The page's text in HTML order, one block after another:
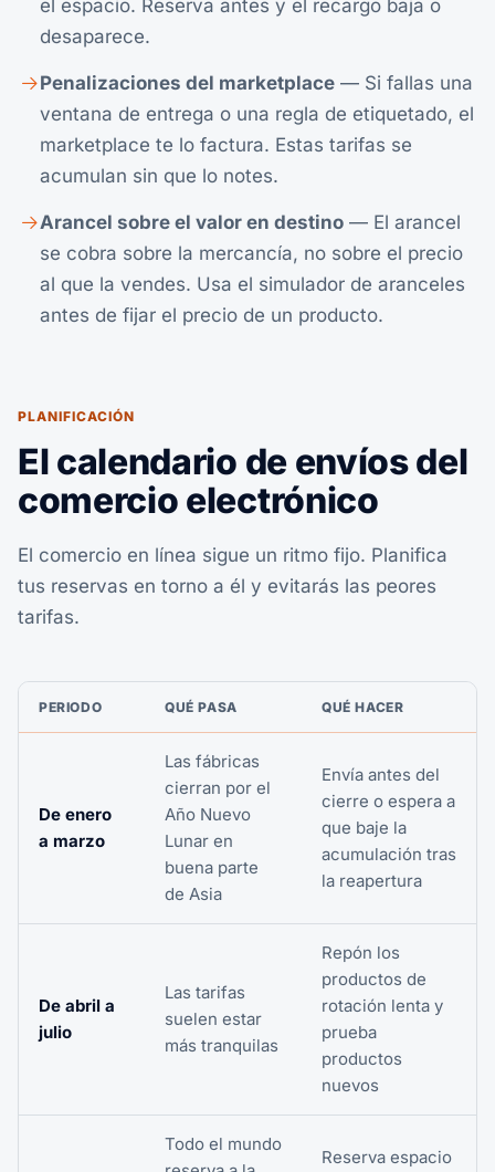
el espacio. Reserva antes y el recargo baja o
desaparece.
Penalizaciones del marketplace — Si fallas una
ventana de entrega o una regla de etiquetado, el
marketplace te lo factura. Estas tarifas se
acumulan sin que lo notes.
Arancel sobre el valor en destino — El arancel
se cobra sobre la mercancía, no sobre el precio
al que la vendes. Usa el simulador de aranceles
antes de fijar el precio de un producto.
PLANIFICACIÓN
El calendario de envíos del
comercio electrónico
El comercio en línea sigue un ritmo fijo. Planifica
tus reservas en torno a él y evitarás las peores
tarifas.
PERIODO QUÉ PASA QUÉ HACER
De enero
a marzo
Las fábricas
cierran por el
Año Nuevo
Lunar en
buena parte
de Asia
Envía antes del
cierre o espera a
que baje la
acumulación tras
la reapertura
De abril a
julio
Las tarifas
suelen estar
más tranquilas
Repón los
productos de
rotación lenta y
prueba
productos
nuevos
Todo el mundo
Reserva espacio